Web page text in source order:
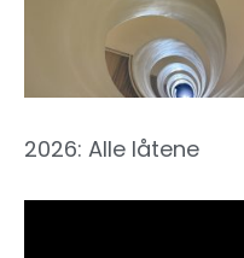
2026: Alle låtene